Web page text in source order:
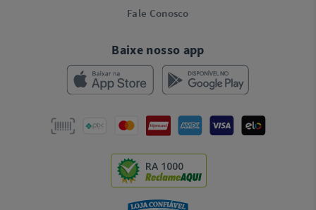
Fale Conosco
Baixe nosso app
RA 1000